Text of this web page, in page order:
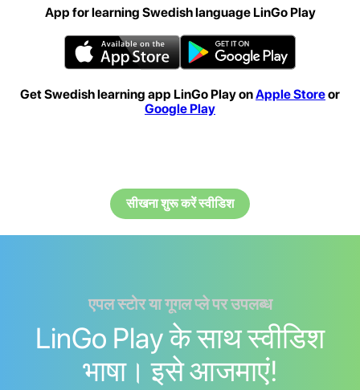
App for learning Swedish language LinGo Play
Get Swedish learning app LinGo Play onApple Storeor
Google Play
सीखना शुरू करें स्वीडिश
एपल स्टोर या गूगल प्ले पर उपलब्ध
LinGo Play के साथ स्वीडिश
भाषा। इसे आजमाएं!